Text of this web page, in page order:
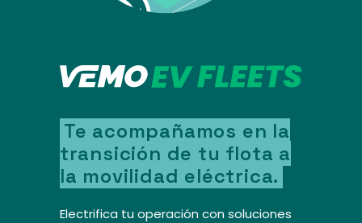
Te acompañamos en la
transición de tu flota a
la movilidad eléctrica.
Electrifica tu operación con soluciones